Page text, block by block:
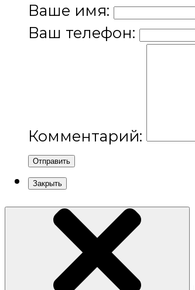
Ваше имя:
Ваш телефон:
Комментарий:
Отправить
Закрыть